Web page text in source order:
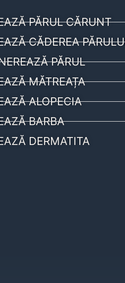
PĂRUL CĂRUNT
CĂDEREA
PĂRUL
MĂTREAȚA
ALOPECIA
BARBA
DERMATITA